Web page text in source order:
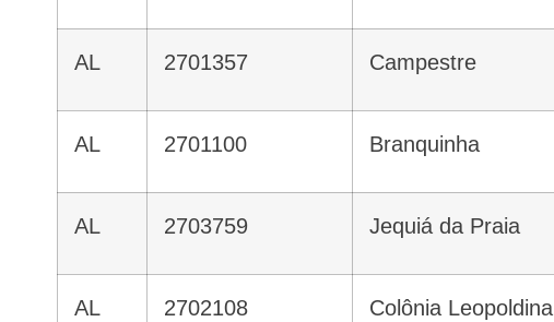
AL 2701357 Campestre
AL 2701100 Branquinha
AL 2703759 Jequiá da Praia
AL 2702108 Colônia Leopoldina